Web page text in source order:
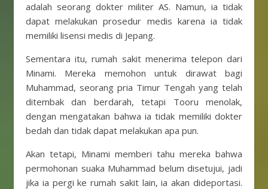
adalah seorang dokter militer AS. Namun, ia tidak
dapat melakukan prosedur medis karena ia tidak
memiliki lisensi medis di Jepang.
Sementara itu, rumah sakit menerima telepon dari
Minami. Mereka memohon untuk dirawat bagi
Muhammad, seorang pria Timur Tengah yang telah
ditembak dan berdarah, tetapi Tooru menolak,
dengan mengatakan bahwa ia tidak memiliki dokter
bedah dan tidak dapat melakukan apa pun.
Akan tetapi, Minami memberi tahu mereka bahwa
permohonan suaka Muhammad belum disetujui, jadi
jika ia pergi ke rumah sakit lain, ia akan dideportasi.